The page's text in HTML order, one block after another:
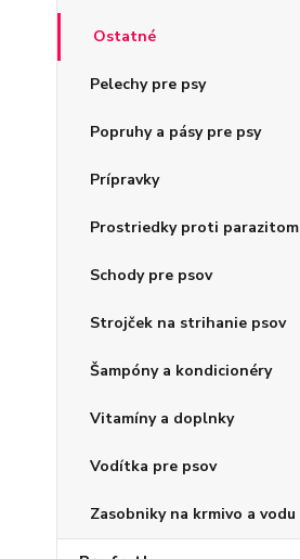
Ostatné
Pelechy pre psy
Popruhy a pásy pre psy
Prípravky
Prostriedky proti parazitom
Schody pre psov
Strojček na strihanie psov
Šampóny a kondicionéry
Vitamíny a doplnky
Vodítka pre psov
Zasobniky na krmivo a vodu